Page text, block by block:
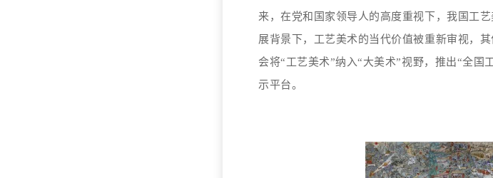
来，在党和国家领导人的高度重视下，我国工
展背景下，工艺美术的当代价值被重新审视，
会将“工艺美术”纳入“大美术”视野，推出“全国
示平台。